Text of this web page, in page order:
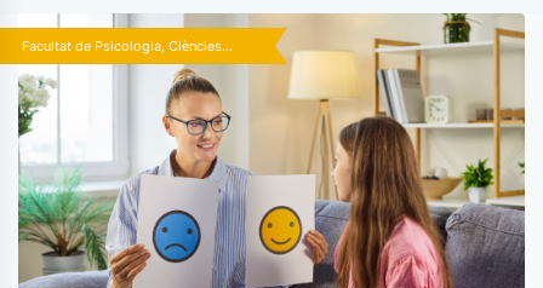
Facultat de Psicologia, Ciències...